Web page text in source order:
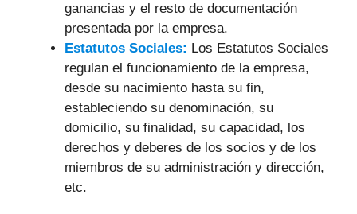
ganancias y el resto de documentación
presentada por la empresa.
Estatutos Sociales: Los Estatutos Sociales
regulan el funcionamiento de la empresa,
desde su nacimiento hasta su fin,
estableciendo su denominación, su
domicilio, su finalidad, su capacidad, los
derechos y deberes de los socios y de los
miembros de su administración y dirección,
etc.